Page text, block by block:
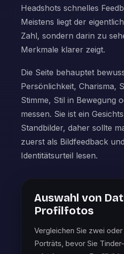
Headshots schnelles
Meistens liegt der
Zahl, sondern darin zu
Merkmale klarer zeigt.
Die Seite behauptet
Persönlichkeit, Charisma,
Stimme, Stil in Bewegung
messen. Sie ist ein
Standbilder, daher sollte
zuerst als Bildfeedback
Identitätsurteil lesen.
Auswahl von
Profilfotos
Vergleichen Sie zwei
Porträts, bevor Sie